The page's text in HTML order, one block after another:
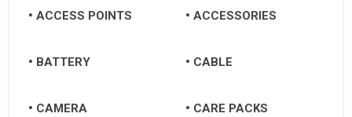
Lào Cai
ACCESS POINTS ACCESSORIES
BATTERY CABLE
CAMERA CARE PACKS